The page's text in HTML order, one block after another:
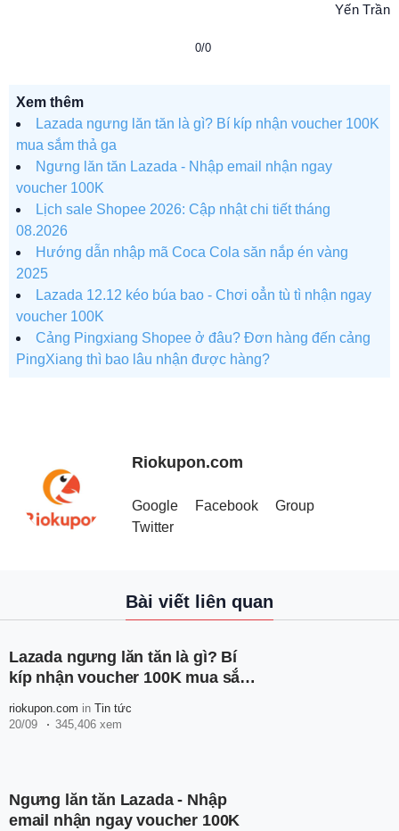
Yến Trần
0/0
Xem thêm
Lazada ngưng lăn tăn là gì? Bí kíp nhận voucher 100K
mua sắm thả ga
Ngưng lăn tăn Lazada - Nhập email nhận ngay
voucher 100K
Lịch sale Shopee 2026: Cập nhật chi tiết tháng
08.2026
Hướng dẫn nhập mã Coca Cola săn nắp én vàng
2025
Lazada 12.12 kéo búa bao - Chơi oẳn tù tì nhận ngay
voucher 100K
Cảng Pingxiang Shopee ở đâu? Đơn hàng đến cảng
PingXiang thì bao lâu nhận được hàng?
Riokupon.com
Google Facebook
Group
Twitter
Bài viết liên quan
Lazada ngưng lăn tăn là gì? Bí
kíp nhận voucher 100K mua sắm
riokupon.com in Tin tức
20/09
345,406 xem
Ngưng lăn tăn Lazada - Nhập
email nhận ngay voucher 100K